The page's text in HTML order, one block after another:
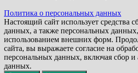
Политика о персональных данных
Настоящий сайт использует средства
данных, а также персональных
использованием внешних форм.
сайта, вы выражаете согласие на
персональных данных, включая сбор и
данных.